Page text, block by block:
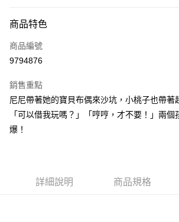
信用卡一次付款
超商取貨付款
Apple Pay
街口支付
商品特色
商品編號
9794876
銷售重點
尼尼帶著她的寶貝布偶來沙坑，小桃子也帶
「可以借我玩嗎？」「哼哼，才不要！」兩個
爆！
詳細說明 商品規格